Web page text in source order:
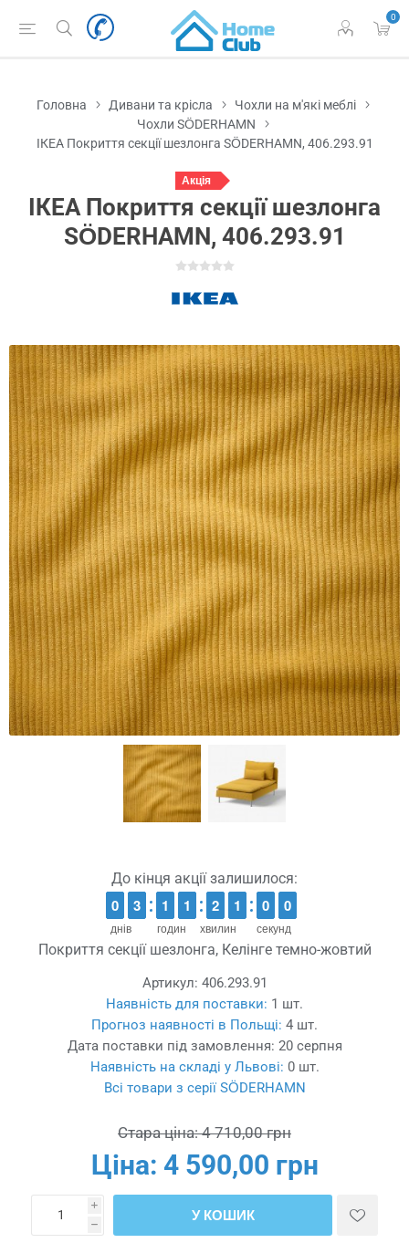
0
Головна Дивани та крісла
Чохли на м'які меблі
Чохли SÖDERHAMN
ІКЕА Покриття секції шезлонга SÖDERHAMN, 406.293.91
Акція
ІКЕА Покриття секції шезлонга
SÖDERHAMN, 406.293.91
До кінця акції залишилося:
днів
9
9
0
0 2
2
3
3
годин
1
1
1
1 1
1
1
1
хвилин
1
1
2
2 1
1
0
секунд
0
5 0
9
Покриття секції шезлонга, Келінге темно-жовтий
Артикул: 406.293.91
Наявність для поставки: 1 шт.
Прогноз наявності в Польщі: 4 шт.
Дата поставки під замовлення: 20 серпня
Наявність на складі у Львові: 0 шт.
Всі товари з серії SÖDERHAMN
Стара ціна: 4 710,00 грн
Ціна: 4 590,00 грн
i
h
У КОШИК